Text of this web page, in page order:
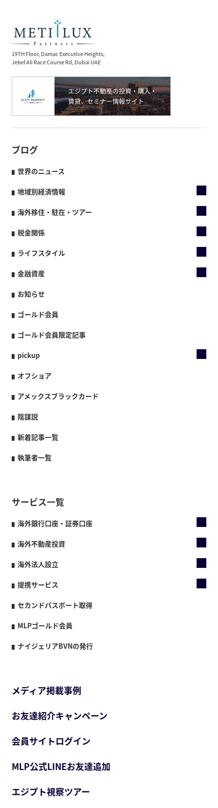
19TH Floor, Damac Executive Heights,
Jebel Ali Race Course Rd, Dubai UAE
ブログ
世界のニュース
地域別経済情報
海外移住・駐在・ツアー
税金関係
ライフスタイル
金融資産
お知らせ
ゴールド会員
ゴールド会員限定記事
pickup
オフショア
アメックスブラックカード
陰謀説
新着記事一覧
執筆者一覧
サービス一覧
海外銀行口座・証券口座
海外不動産投資
海外法人設立
提携サービス
セカンドパスポート取得
MLPゴールド会員
ナイジェリアBVNの発行
メディア掲載事例
お友達紹介キャンペーン
会員サイトログイン
MLP公式LINEお友達追加
エジプト視察ツアー